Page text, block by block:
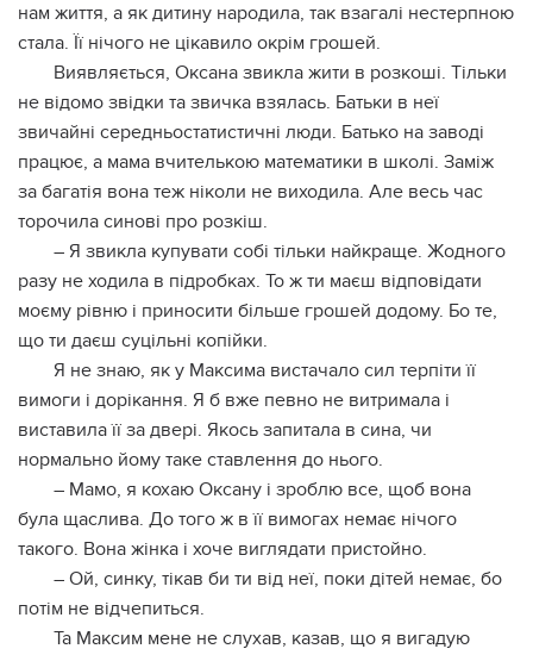
нам життя, а як дитину народила, так взагалі нестерпною
стала. Її нічого не цікавило окрім грошей.
Виявляється, Оксана звикла жити в розкоші. Тільки
не відомо звідки та звичка взялась. Батьки в неї
звичайні середньостатистичні люди. Батько на заводі
працює, а мама вчителькою математики в школі. Заміж
за багатія вона теж ніколи не виходила. Але весь час
торочила синові про розкіш.
– Я звикла купувати собі тільки найкраще. Жодного
разу не ходила в підробках. То ж ти маєш відповідати
моєму рівню і приносити більше грошей додому. Бо те,
що ти даєш суцільні копійки.
Я не знаю, як у Максима вистачало сил терпіти її
вимоги і дорікання. Я б вже певно не витримала і
виставила її за двері. Якось запитала в сина, чи
нормально йому таке ставлення до нього.
– Мамо, я кохаю Оксану і зроблю все, щоб вона
була щаслива. До того ж в її вимогах немає нічого
такого. Вона жінка і хоче виглядати пристойно.
– Ой, синку, тікав би ти від неї, поки дітей немає, бо
потім не відчепиться.
Та Максим мене не слухав, казав, що я вигадую